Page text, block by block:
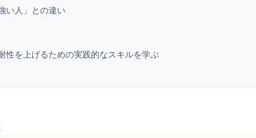
い人」との違い
性を上げるための実践的なスキルを学ぶ